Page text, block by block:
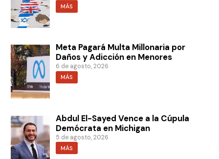
MÁS
Meta Pagará Multa Millonaria por
Daños y Adicción en Menores
6 de agosto, 2026
MÁS
Abdul El-Sayed Vence a la Cúpula
Demócrata en Michigan
5 de agosto, 2026
MÁS